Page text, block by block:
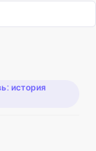
история